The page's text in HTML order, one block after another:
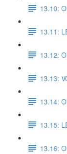
13.10:
13.11:
13.12:
13.13:
13.14:
13.15:
13.16: